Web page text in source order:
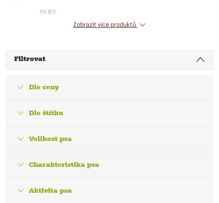
19 Kč
Zobrazit více produktů
Filtrovat
Dle ceny
Dle štítku
Velikost psa
Charakteristika psa
Aktivita psa